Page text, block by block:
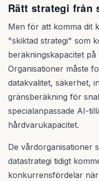
Rätt strategi från
Men för att komma dit
"skiktad strategi" som
beräkningskapacitet
Organisationer måste
datakvalitet, säkerhet,
gränsberäkning för
specialanpassade AI-
hårdvarukapacitet.
De vårdorganisationer
datastrategi tidigt
konkurrensfördelar